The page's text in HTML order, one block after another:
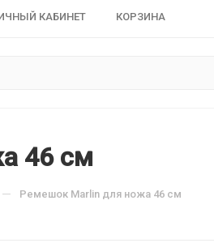
КАБИНЕТ КОРЗИНА
46 см
— Ремешок Marlin для ножа 46 см